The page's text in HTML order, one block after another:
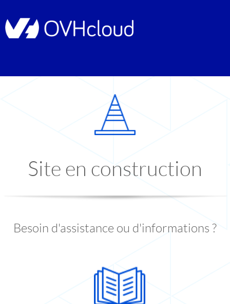
Site en construction
Besoin d'assistance ou d'informations ?